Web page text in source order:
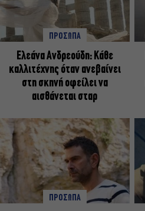
ΠΡΟΣΩΠΑ
Ελεάνα Ανδρεούδη: Κάθε
καλλιτέχνης όταν ανεβαίνει
στη σκηνή οφείλει να
αισθάνεται σταρ
ΠΡΟΣΩΠΑ